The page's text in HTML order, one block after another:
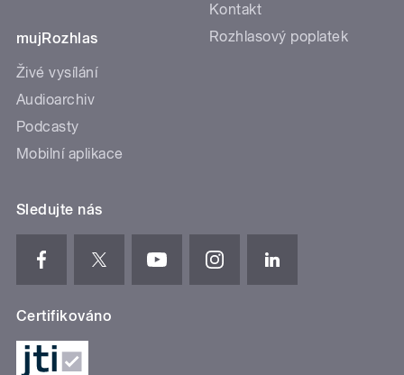
mujRozhlas
Živé vysílání
Audioarchiv
Podcasty
Mobilní aplikace
Kontakt
Rozhlasový poplatek
Sledujte nás
Certifikováno